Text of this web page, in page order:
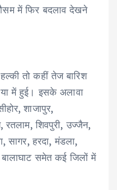
में फिर बदलाव देखने
तो कहीं तेज बारिश
में हुई। इसके अलावा
शाजापुर,
रतलाम, शिवपुरी, उज्जैन,
सागर, हरदा, मंडला,
समेत कई जिलों में